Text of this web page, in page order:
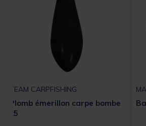
TEAM CARPFISHING
Plomb émerillon carpe bombe
x5